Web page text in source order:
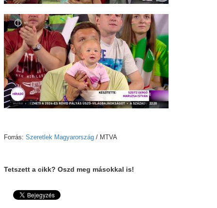
Forrás: Szeretlek Magyarország / MTVA
Tetszett a cikk? Oszd meg másokkal is!